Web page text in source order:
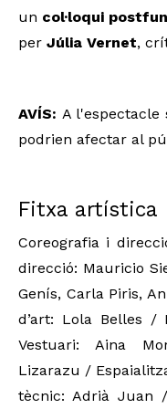
un col·loqui
per Júlia Vernet,
AVÍS: A
podrien afectar al
Fitxa artística
Coreografia i
direcció: Mauricio
Genís, Carla Piris,
d’art: Lola Belles /
Vestuari: Aina
Lizarazu /
tècnic: Adrià Juan